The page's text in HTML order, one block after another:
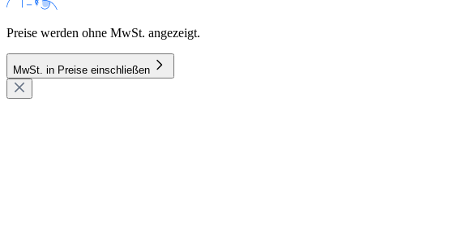
Preise werden ohne MwSt. angezeigt.
MwSt. in Preise einschließen